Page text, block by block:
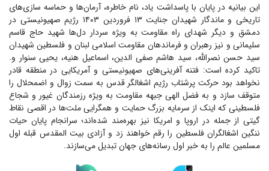
این بیانیه در پایان با پاسداشت یاد، نام خاطره، آرمان‌ها و حماسه سازی‌های
تاریخی و ماندگار شهیدان جنایت ۱۳ فروردین ۱۴۰۳ رژیم صهیونیستی در
دمشق و دیگر شهدای راه مقاومت به ویژه سردار دل‌ها شهید حاج قاسم
سلیمانی و نیز رهبران و فرماندهان مقاومت اسلامی لبنان و فلسطین شهیدان
سید حسن نصرالله، سید هاشم صفی الدین، اسماعیل هنیه، یحیی سنوار و.
تاکید کرده است: فتنه آفرینی‌های صهیونیستی و آمریکایی در منطقه قادر
نخواهد بود حرکت پرشتاب رژیم اشغالگر قدس به سمت زوال و اضمحلال را
متوقف سازد و به فضل الهی جبهه مقاومت به ویژه رزمندگان غیور و شجاع
فلسطینی که اینک از سرمایه بزرگ حمایت و همگرایی ملت‌ها در اقصی نقاط
گیتی از جمله در اروپا و امریکا نیز بهره‌مند شده‌اند؛ سرانجام پایان حیات
ننگین اشغالگران فلسطین را رقم خواهند زد و آزادی بیت المقدس قبله اول
مسلمین عالم را به خبر اول رسانه‌های جهان تبدیل می‌سازند.